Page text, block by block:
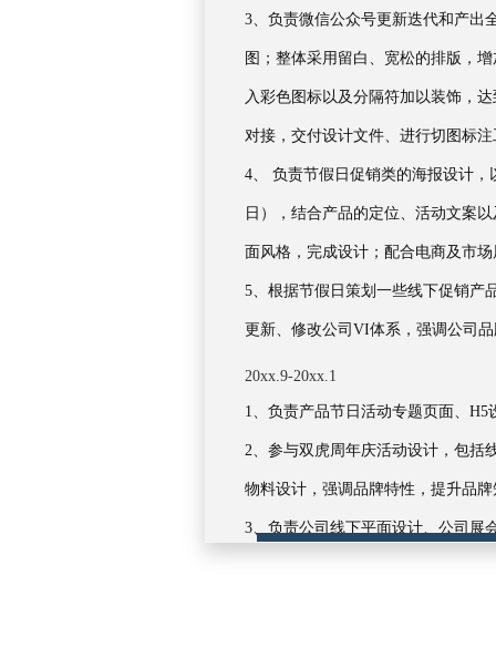
3、负责微信公众号更新迭代和产出
图；整体采用留白、宽松的排版，
入彩色图标以及分隔符加以装饰，
对接，交付设计文件、进行切图标
4、 负责节假日促销类的海报设计，
日），结合产品的定位、活动文案
面风格，完成设计；配合电商及市
5、根据节假日策划一些线下促销产
更新、修改公司VI体系，强调公司
20xx.9-20xx.1
1、负责产品节日活动专题页面、
2、参与双虎周年庆活动设计，包括
物料设计，强调品牌特性，提升品
3、负责公司线下平面设计、公司展